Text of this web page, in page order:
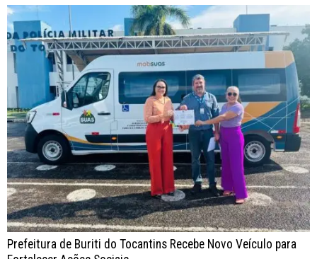
Prefeitura de Buriti do Tocantins Recebe Novo Veículo para